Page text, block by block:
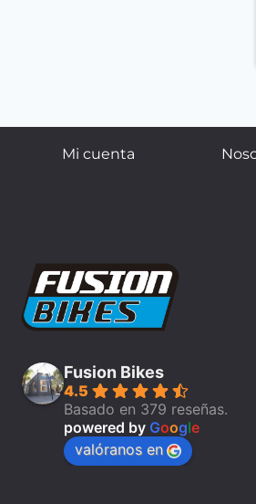
Mi cuenta
Fusion Bikes
4.5
Basado en 379 reseñas.
powered by Google
valóranos en